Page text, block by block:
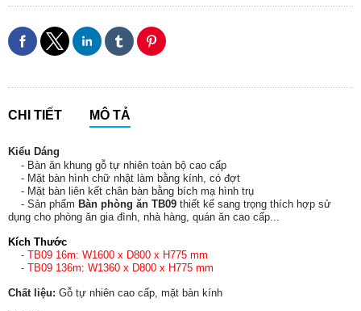
CHI TIẾT MÔ TẢ
Kiểu Dáng
- Bàn ăn khung gỗ tự nhiên toàn bộ cao cấp
- Mặt bàn hình chữ nhật làm bằng kính, có đợt
- Mặt bàn liên kết chân bàn bằng bích mạ hình trụ
- Sản phẩm Bàn phòng ăn TB09 thiết kế sang trọng thích hợp sử
dụng cho phòng ăn gia đình, nhà hàng, quán ăn cao cấp...
Kích Thước
- TB09 16m: W1600 x D800 x H775 mm
- TB09 136m: W1360 x D800 x H775 mm
Chất liệu: Gỗ tự nhiên cao cấp, mặt bàn kính